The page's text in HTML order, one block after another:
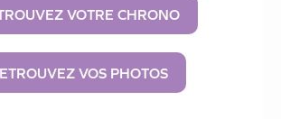
VOTRE CHRONO
VOS PHOTOS